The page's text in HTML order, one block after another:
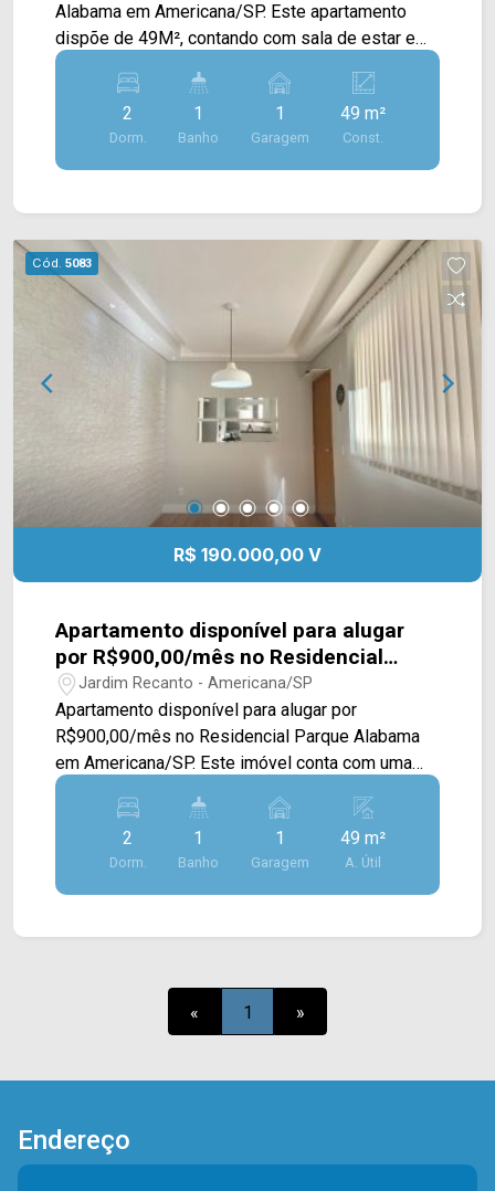
Alabama em Americana/SP. Este apartamento
dispõe de 49M², contando com sala de estar e
de jantar integradas, cozinha planejada e
conectada com a área de serviço. > 02 quartos; >
01 banheiro social; > 01 vaga de garagem
coberta. Localizado no bairro Jardim Recanto,
este condomínio está próximo à Rod. Astrônomo
cidade de Nova Odessa. Esta região conta com
restaurante Cantinho do Caminho da Roça,
supermercado paraná, escolas e farmácias. Entre
em contato com a equipe da Arbix Imóveis e
agende a sua visita!! WhatsApp e Telefone: (19)
2
Dorm.
1
Banho
1
Garagem
49 m²
Const.
Cód. 5083
R$ 190.000,00 V
Apartamento disponível para alugar
por R$900,00/mês no Residencial
Parque Alabama em Americana/SP
Jardim Recanto - Americana/SP
Apartamento disponível para alugar por
R$900,00/mês no Residencial Parque Alabama
em Americana/SP. Este imóvel conta com uma
área de 49M² oferecendo uma arquitetura
moderna com uma excelente iluminação natural.
Dispondo de uma ampla sala de estar e de jantar
conectadas a uma cozinha com prateleiras
integrada com uma ótima área de serviço. Possui
armário; > 01 banheiro social com armários; > 01
vaga de garagem. Esta localizado próximo à
outros e conta com fácil acesso à Rod. Luiz de
agende a sua visita!! WhatsApp e Telefone Arbix:
(19) 3475-4546 ARBIX IMÓVEIS - Presente em
2
Dorm.
1
Banho
1
Garagem
49 m²
A. Útil
« 1 »
Endereço